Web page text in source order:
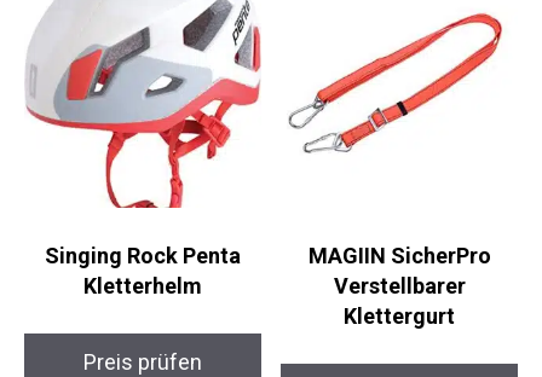
Singing Rock Penta
Kletterhelm
Preis prüfen
MAGIIN SicherPro
Verstellbarer
Klettergurt